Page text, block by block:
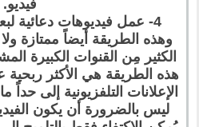
فيديو.
4- عمل فيديوهات دعائية لبعض العلامات التجارية
وهذه الطريقة أيضاً ممتازة
الكثير مِن القنوات الكبيرة
هذه الطريقة هي الأكثر
الإعلانات التلفزيونية إلى حداً
ليس بالضرورة أن يكون